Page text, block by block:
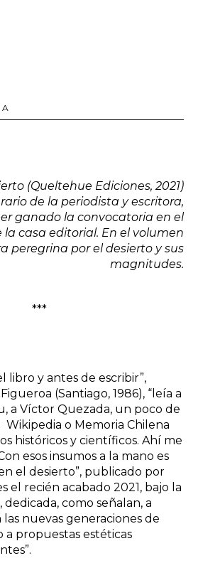
(Queltehue Ediciones, 2021)
de la periodista y escritora,
ganado la convocatoria en el
la casa editorial. En el volumen
peregrina por el desierto y sus
magnitudes.
***
libro y antes de escribir”,
(Santiago, 1986), “leía a
a Víctor Quezada, un poco de
o Memoria Chilena
históricos y científicos. Ahí me
esos insumos a la mano es
el desierto”, publicado por
el recién acabado 2021, bajo la
como señalan, a
las nuevas generaciones de
a propuestas estéticas